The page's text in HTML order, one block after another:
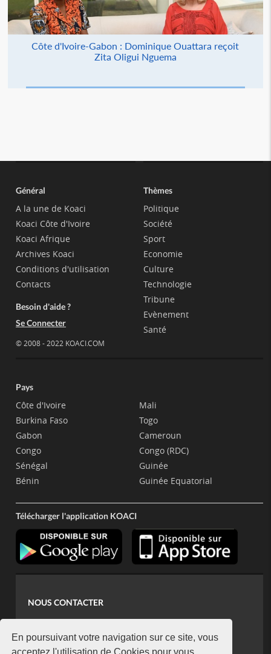
En poursuivant votre navigation sur ce site, vous
acceptez l'utilisation de Cookies pour vous
Côte d'Ivoire-Gabon : Dominique Ouattara reçoit
Zita Oligui Nguema
Général
A la une de Koaci
Koaci Côte d'Ivoire
Koaci Afrique
Archives Koaci
Conditions d'utilisation
Contacts
Besoin d'aide ?
Se Connecter
© 2008 - 2022 KOACI.COM
Thèmes
Politique
Société
Sport
Economie
Culture
Technologie
Tribune
Evènement
Santé
Pays
Côte d'Ivoire
Burkina Faso
Gabon
Congo
Sénégal
Bénin
Mali
Togo
Cameroun
Congo (RDC)
Guinée
Guinée Equatorial
Télécharger l'application KOACI
NOUS CONTACTER
koaci@yahoo.fr